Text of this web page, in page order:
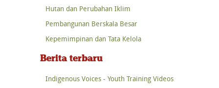
Hutan dan Perubahan Iklim
Pembangunan Berskala Besar
Kepemimpinan dan Tata Kelola
Berita terbaru
Indigenous Voices - Youth Training Videos